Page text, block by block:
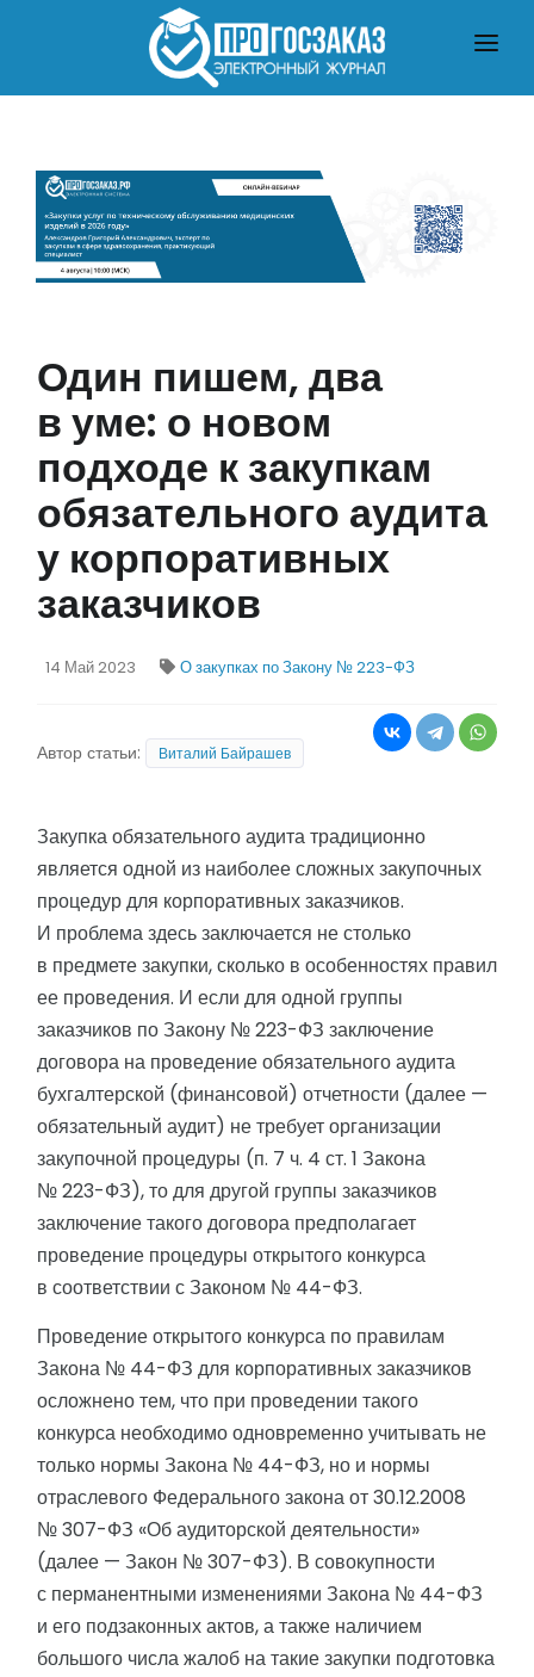
ГЛАВНАЯО ЗАКУПКАХ ПО ЗАКОНУ № 223-ФЗ
Один пишем, два
в уме: о новом
подходе к закупкам
обязательного аудита
у корпоративных
заказчиков
14 Май 2023 О закупках по Закону № 223-ФЗ
Автор статьи: Виталий Байрашев
Закупка обязательного аудита традиционно
является одной из наиболее сложных закупочных
процедур для корпоративных заказчиков.
И проблема здесь заключается не столько
в предмете закупки, сколько в особенностях правил
ее проведения. И если для одной группы
заказчиков по Закону № 223-ФЗ заключение
договора на проведение обязательного аудита
бухгалтерской (финансовой) отчетности (далее —
обязательный аудит) не требует организации
закупочной процедуры (п. 7 ч. 4 ст. 1 Закона
№ 223-ФЗ), то для другой группы заказчиков
заключение такого договора предполагает
проведение процедуры открытого конкурса
в соответствии с Законом № 44-ФЗ.
Проведение открытого конкурса по правилам
Закона № 44-ФЗ для корпоративных заказчиков
осложнено тем, что при проведении такого
конкурса необходимо одновременно учитывать не
только нормы Закона № 44-ФЗ, но и нормы
отраслевого Федерального закона от 30.12.2008
№ 307-ФЗ «Об аудиторской деятельности»
(далее — Закон № 307-ФЗ). В совокупности
с перманентными изменениями Закона № 44-ФЗ
и его подзаконных актов, а также наличием
большого числа жалоб на такие закупки подготовка